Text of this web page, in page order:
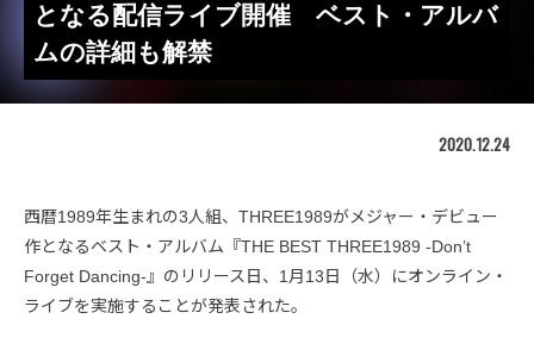
となる配信ライブ開催 ベスト・アルバ
ムの詳細も解禁
2020.12.24
西暦1989年生まれの3人組、THREE1989がメジャー・デビュー
作となるベスト・アルバム『THE BEST THREE1989 -Don’t
Forget Dancing-』のリリース日、1月13日（水）にオンライン・
ライブを実施することが発表された。